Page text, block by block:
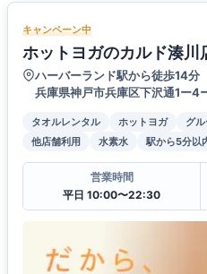
キャンペーン中
ホットヨガのカルド湊川
ハーバーランド駅から徒歩14分
兵庫県神戸市兵庫区下沢通1ー4
タオルレンタル ホットヨガ グ
他店舗利用
水素水 駅から5分以
営業時間
平日 10:00〜22:30